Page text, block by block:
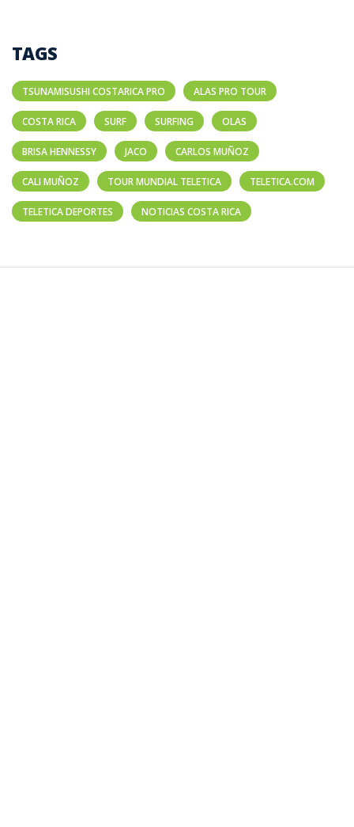
TAGS
TSUNAMISUSHI COSTARICA PRO ALAS PRO TOUR
COSTA RICA SURF SURFING OLAS
BRISA HENNESSY JACO CARLOS MUÑOZ
CALI MUÑOZ TOUR MUNDIAL TELETICA TELETICA.COM
TELETICA DEPORTES NOTICIAS COSTA RICA